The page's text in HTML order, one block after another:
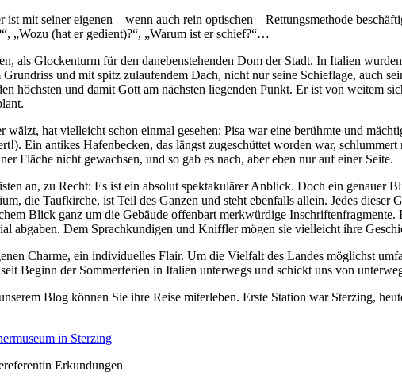
mit seiner eigenen – wenn auch rein optischen – Rettungsmethode
„Wozu (hat er gedient)?“, „Warum ist er schief?“…
als Glockenturm für den danebenstehenden Dom der Stadt. In Italien
und mit spitz zulaufendem Dach, nicht nur seine Schieflage, auch
höchsten und damit Gott am nächsten liegenden Punkt. Er ist von weitem
wälzt, hat vielleicht schon einmal gesehen: Pisa war eine berühmte und
Ein antikes Hafenbecken, das längst zugeschüttet worden war,
Fläche nicht gewachsen, und so gab es nach, aber eben nur auf einer Seite.
an, zu Recht: Es ist ein absolut spektakulärer Anblick. Doch ein genauer
die Taufkirche, ist Teil des Ganzen und steht ebenfalls allein. Jedes dieser
Blick ganz um die Gebäude offenbart merkwürdige
abgaben. Dem Sprachkundigen und Kniffler mögen sie vielleicht ihre
Charme, ein individuelles Flair. Um die Vielfalt des Landes möglichst
Beginn der Sommerferien in Italien unterwegs und schickt uns von
Blog können Sie ihre Reise miterleben. Erste Station war Sterzing,
in Sterzing
Erkundungen